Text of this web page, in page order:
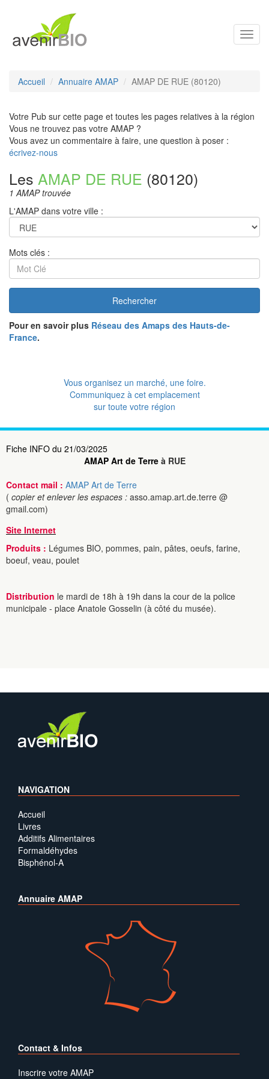
Accueil Annuaire AMAP AMAP DE RUE (80120)
Votre Pub sur cette page et toutes les pages relatives à la région
Vous ne trouvez pas votre AMAP ?
Vous avez un commentaire à faire, une question à poser :
écrivez-nous
Les AMAP DE RUE (80120)
1 AMAP trouvée
L'AMAP dans votre ville :
Mots clés :
Rechercher
Pour en savoir plus Réseau des Amaps des Hauts-de-
France.
Vous organisez un marché, une foire.
Communiquez à cet emplacement
sur toute votre région
Fiche INFO du 21/03/2025
AMAP Art de Terreà RUE
Contact mail : AMAP Art de Terre
( copier et enlever les espaces : asso.amap.art.de.terre @
gmail.com)
Site Internet
Produits : Légumes BIO, pommes, pain, pâtes, oeufs, farine,
boeuf, veau, poulet
Distribution le mardi de 18h à 19h dans la cour de la police
municipale - place Anatole Gosselin (à côté du musée).
NAVIGATION
Accueil
Livres
Additifs Alimentaires
Formaldéhydes
Bisphénol-A
Annuaire AMAP
Contact & Infos
Inscrire votre AMAP